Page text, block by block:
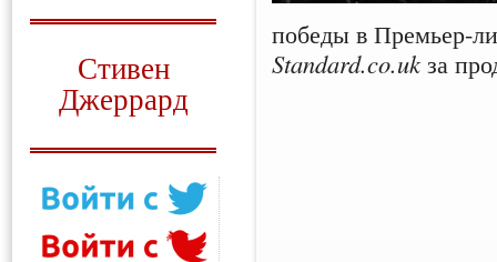
Стивен
Джеррард
победы в Премьер-
Standard.co.ukза